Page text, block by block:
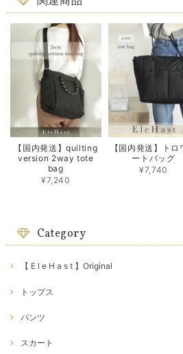
【国内発送】quilting
version 2way tote
bag
¥7,240
【国内発送】トロ
ートバッグ
¥7,740
Category
【 E l e H a s t 】Original
トップス
パンツ
スカート